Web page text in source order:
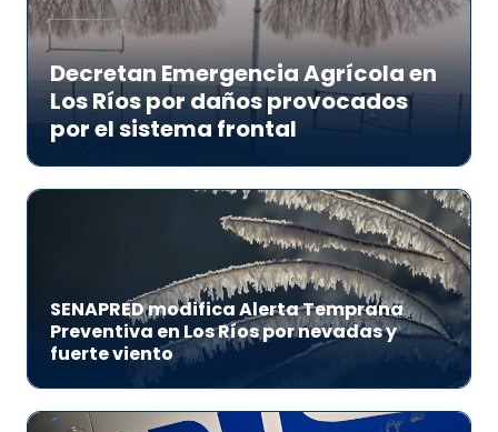
Decretan Emergencia Agrícola en
Los Ríos por daños provocados
por el sistema frontal
SENAPRED modifica Alerta Temprana
Preventiva en Los Ríos por nevadas y
fuerte viento